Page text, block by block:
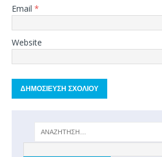
Email *
Website